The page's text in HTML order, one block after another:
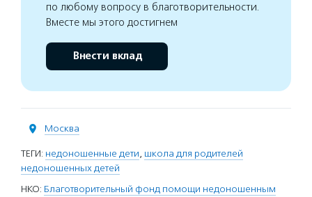
по любому вопросу в благотворительности.
Вместе мы этого достигнем
Внести вклад
Москва
ТЕГИ: недоношенные дети, школа для родителей
недоношенных детей
НКО: Благотворительный фонд помощи недоношенным